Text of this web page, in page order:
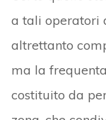
a tali operatori
altrettanto
ma la
costituito da